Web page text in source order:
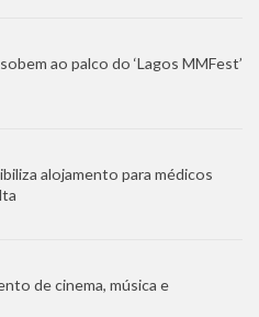
ao palco do ‘Lagos MMFest’
alojamento para médicos
de cinema, música e